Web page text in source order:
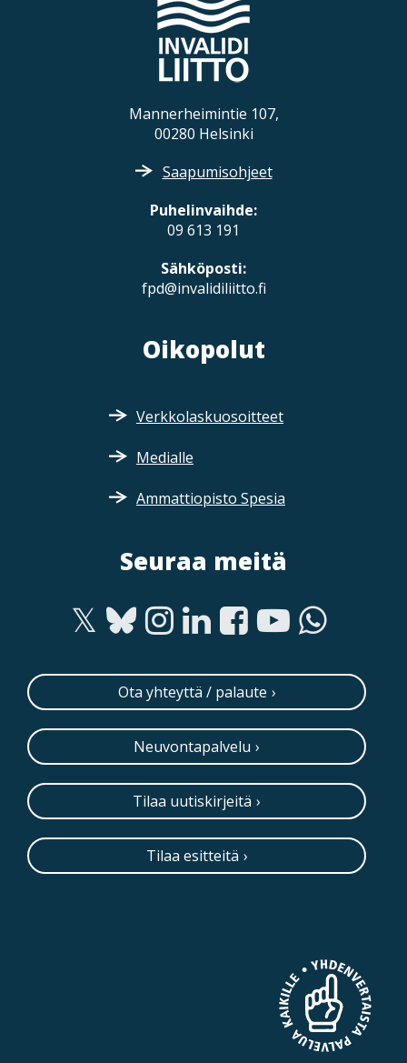
Mannerheimintie 107,
00280 Helsinki
Saapumisohjeet
Puhelinvaihde:
09 613 191
Sähköposti:
fpd@invalidiliitto.fi
Oikopolut
Verkkolaskuosoitteet
Medialle
Ammattiopisto Spesia
Seuraa meitä
Ota yhteyttä / palaute
Neuvontapalvelu
Tilaa uutiskirjeitä
Tilaa esitteitä